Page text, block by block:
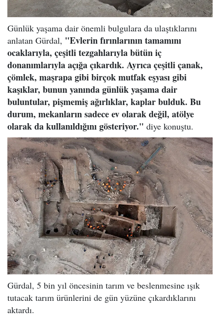
Günlük yaşama dair önemli bulgulara da ulaştıklarını
anlatan Gürdal, "Evlerin fırınlarının tamamını
ocaklarıyla, çeşitli tezgahlarıyla bütün iç
donanımlarıyla açığa çıkardık. Ayrıca çeşitli çanak,
çömlek, maşrapa gibi birçok mutfak eşyası gibi
kaşıklar, bunun yanında günlük yaşama dair
buluntular, pişmemiş ağırlıklar, kaplar bulduk. Bu
durum, mekanların sadece ev olarak değil, atölye
olarak da kullanıldığını gösteriyor." diye konuştu.
Gürdal, 5 bin yıl öncesinin tarım ve beslenmesine ışık
tutacak tarım ürünlerini de gün yüzüne çıkardıklarını
aktardı.